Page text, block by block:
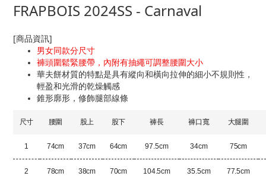
FRAPBOIS 2024SS - Carnaval
[商品資訊]
男女同款分尺寸
褲頭圍鬆緊腰帶，內附有抽繩可調整腰圍大小
華夫餅材質的特點是具有縱向和橫向拉伸的細小不規則性，
輕盈和光滑的乾燥觸感
錐形廓形，修飾腿部線條
尺寸 腰圍 股上 股下 褲長 褲口寬 大腿圍
1 74cm 37cm 64cm 97.5cm 34cm 75cm
2 78cm 38cm 70cm 104.5cm 35.5cm 77.5cm